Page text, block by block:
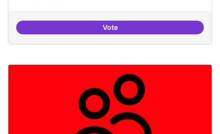
VoteResidències i governança